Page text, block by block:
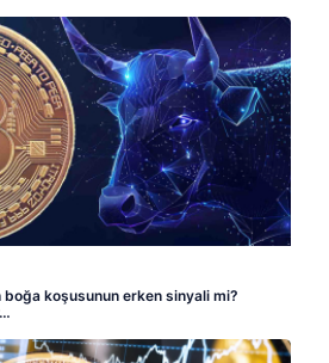
koşusunun erken sinyali mi?